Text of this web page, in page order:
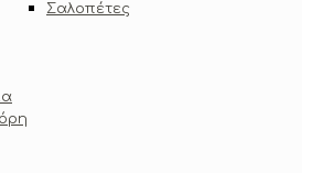
Σαλοπέτες